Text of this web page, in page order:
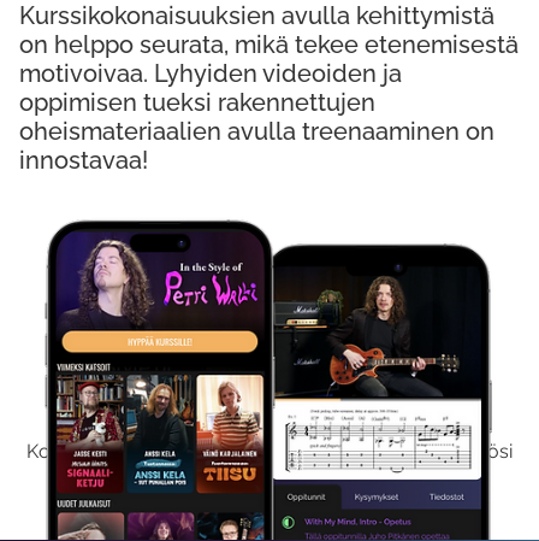
Kokeile Ilmaiseksi
Kokeilemalla ilmaiseksi saat koko sisältömme käyttöösi
viikon ajaksi.
Kurssikokonaisuuksien avulla kehittymistä
on helppo seurata, mikä tekee etenemisestä
motivoivaa. Lyhyiden videoiden ja
oppimisen tueksi rakennettujen
oheismateriaalien avulla treenaaminen on
innostavaa!